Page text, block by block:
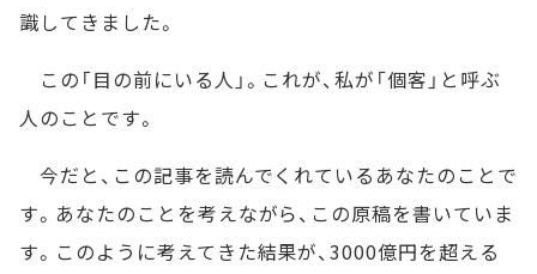
識してきました。
この「目の前にいる人」。これが、私が「個客」と呼ぶ
人のことです。
今だと、この記事を読んでくれているあなたのことで
す。あなたのことを考えながら、この原稿を書いていま
す。このように考えてきた結果が、3000億円を超える